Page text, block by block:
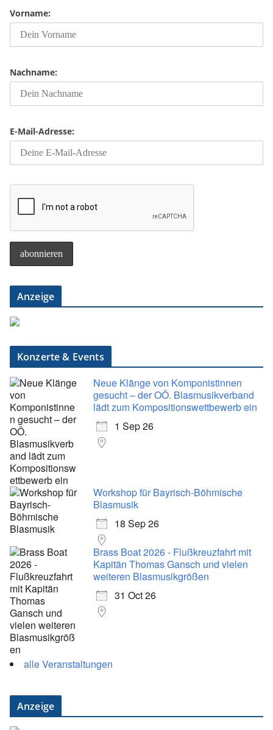
Vorname:
Nachname:
E-Mail-Adresse:
Anzeige
Konzerte & Events
Neue Klänge von Komponistinnen
gesucht – der OÖ. Blasmusikverband
lädt zum Kompositionswettbewerb ein
1 Sep 26
Workshop für Bayrisch-Böhmische
Blasmusik
18 Sep 26
Brass Boat 2026 - Flußkreuzfahrt mit
Kapitän Thomas Gansch und vielen
weiteren Blasmusikgrößen
31 Oct 26
alle Veranstaltungen
Anzeige